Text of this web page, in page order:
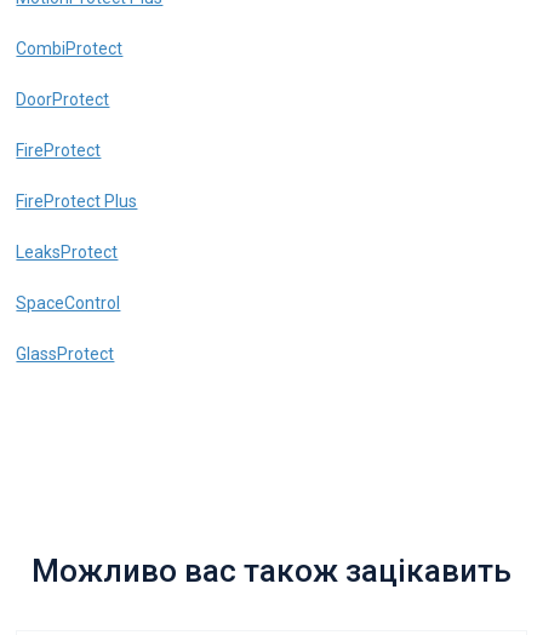
CombiProtect
DoorProtect
FireProtect
FireProtect Plus
LeaksProtect
SpaceControl
GlassProtect
Можливо вас також зацікавить